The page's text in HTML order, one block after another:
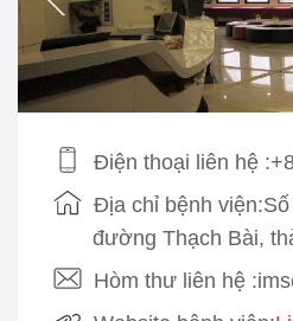
Điện thoại liên hệ
Địa chỉ bệnh
đường Thạch Bài,
Hòm thư liên hệ